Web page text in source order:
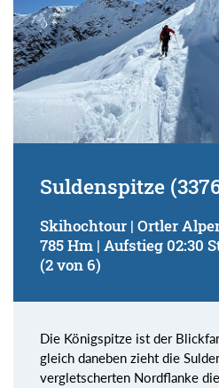
Suldenspitze
Skihochtour | Ortler
785 Hm | Aufstieg 02:30
(2 von 6)
Die Königspitze ist der
gleich daneben zieht die
vergletscherten Nordflanke